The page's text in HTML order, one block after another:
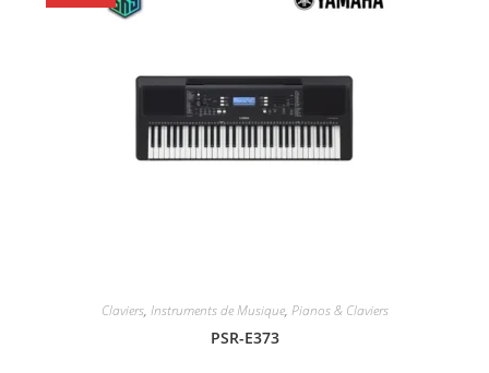
Claviers, Instruments de Musique, Pianos & Claviers
PSR-E373